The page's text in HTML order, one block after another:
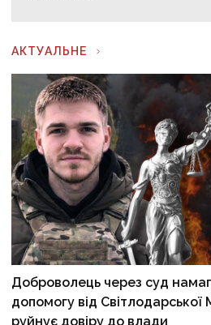
АКТУАЛЬНЕ
Доброволець через суд
допомогу від
руйнує довіру до влади